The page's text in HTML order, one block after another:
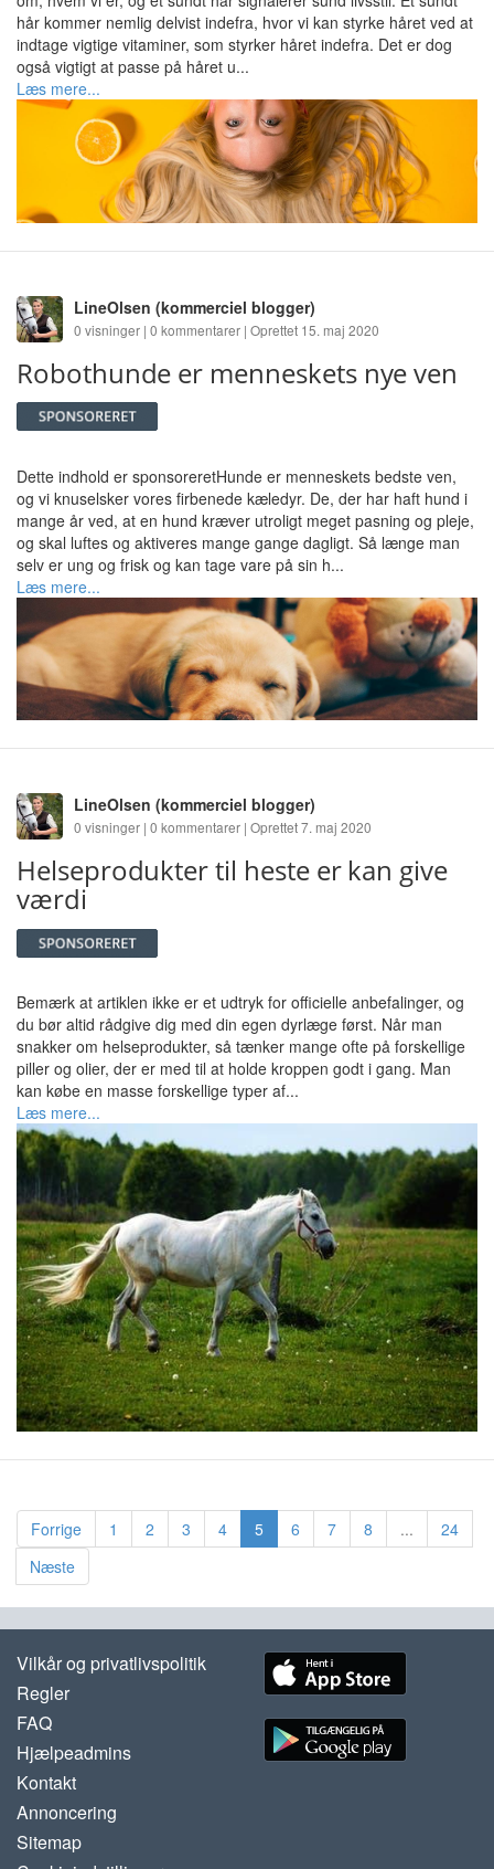
hår kommer nemlig delvist indefra, hvor vi kan styrke håret ved at
indtage vigtige vitaminer, som styrker håret indefra. Det er dog
også vigtigt at passe på håret u...
Læs mere...
LineOlsen (kommerciel blogger)
0 visninger | 0 kommentarer | Oprettet 15. maj 2020
Robothunde er menneskets nye ven
Dette indhold er sponsoreretHunde er menneskets bedste ven,
og vi knuselsker vores firbenede kæledyr. De, der har haft hund i
mange år ved, at en hund kræver utroligt meget pasning og pleje,
og skal luftes og aktiveres mange gange dagligt. Så længe man
selv er ung og frisk og kan tage vare på sin h...
Læs mere...
LineOlsen (kommerciel blogger)
0 visninger | 0 kommentarer | Oprettet 7. maj 2020
Helseprodukter til heste er kan give
værdi
Bemærk at artiklen ikke er et udtryk for officielle anbefalinger, og
du bør altid rådgive dig med din egen dyrlæge først. Når man
snakker om helseprodukter, så tænker mange ofte på forskellige
piller og olier, der er med til at holde kroppen godt i gang. Man
kan købe en masse forskellige typer af...
Læs mere...
Forrige 1 2 3 4 5 6 7 8 ...
24
Næste
Vilkår og privatlivspolitik
Regler
FAQ
Hjælpeadmins
Kontakt
Annoncering
Sitemap